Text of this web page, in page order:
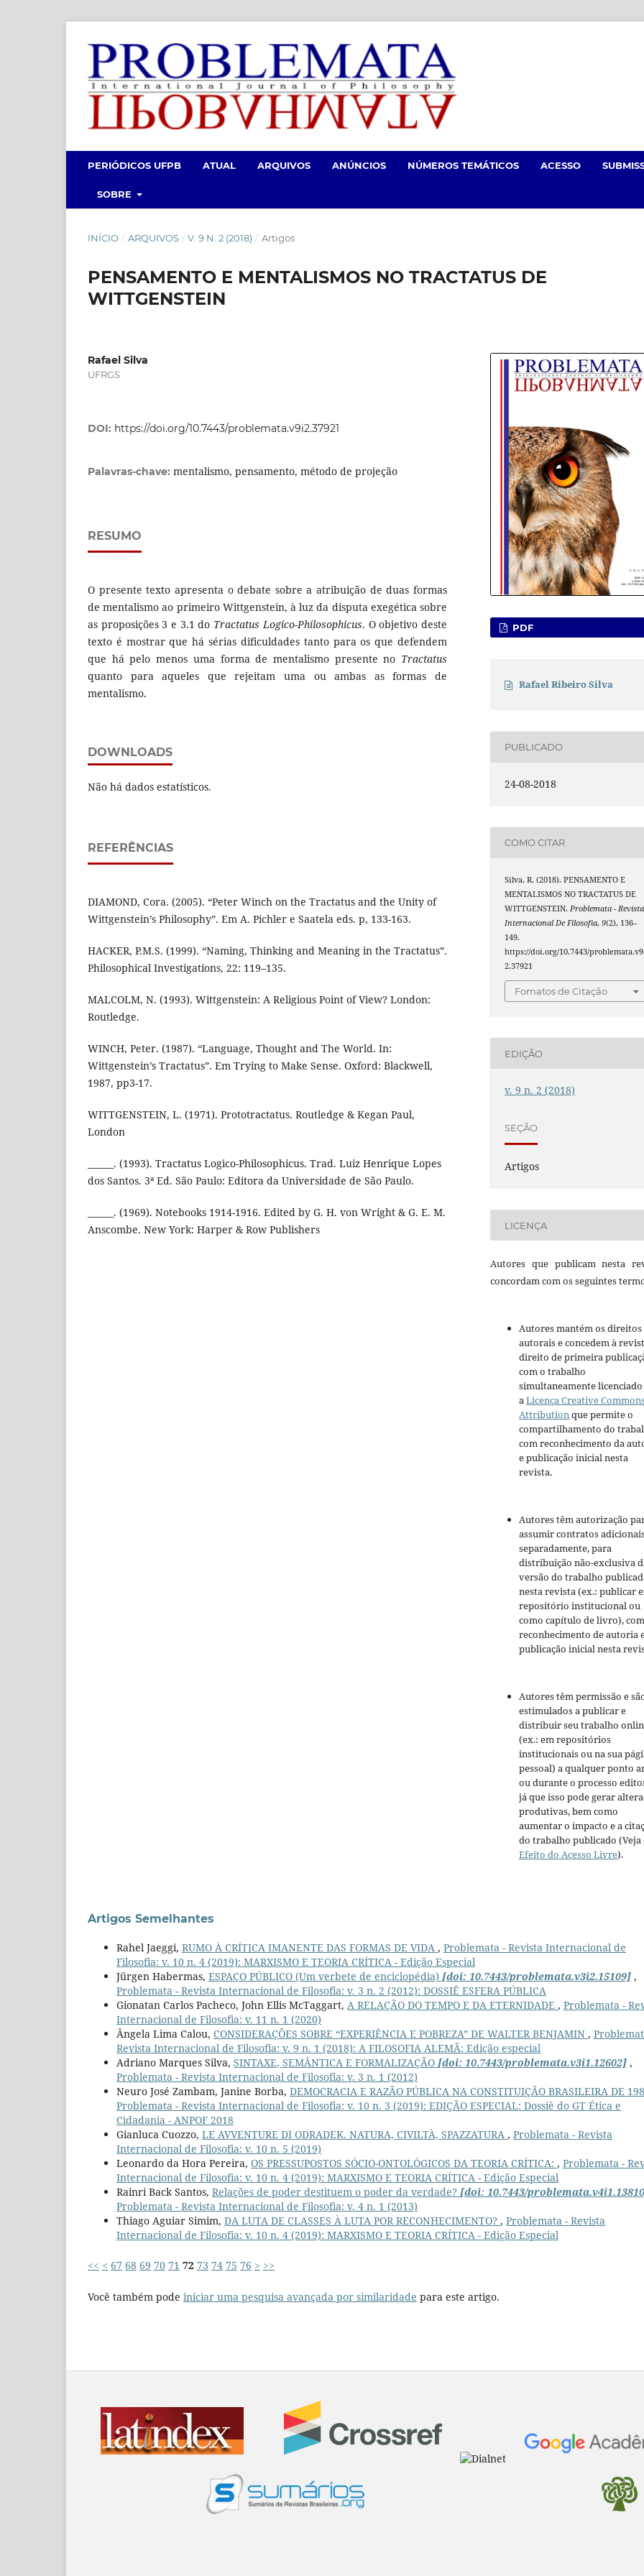
PERIÓDICOS UFPB ATUAL ARQUIVOS ANÚNCIOS NÚMEROS TEMÁTICOS ACESSO
SOBRE
INÍCIO / ARQUIVOS / V. 9 N. 2 (2018) / Artigos
PENSAMENTO E MENTALISMOS NO TRACTATUS DE
WITTGENSTEIN
Rafael Silva
UFRGS
DOI: https://doi.org/10.7443/problemata.v9i2.37921
Palavras-chave: mentalismo, pensamento, método de projeção
RESUMO
O presente texto apresenta o debate sobre a atribuição de duas formas
de mentalismo ao primeiro Wittgenstein, à luz da disputa exegética sobre
as proposições 3 e 3.1 do Tractatus Logico-Philosophicus. O objetivo deste
texto é mostrar que há sérias dificuldades tanto para os que defendem
que há pelo menos uma forma de mentalismo presente no Tractatus
quanto para aqueles que rejeitam uma ou ambas as formas de
mentalismo.
DOWNLOADS
Não há dados estatísticos.
REFERÊNCIAS
DIAMOND, Cora. (2005). “Peter Winch on the Tractatus and the Unity of
Wittgenstein’s Philosophy”. Em A. Pichler e Saatela eds. p, 133-163.
HACKER, P.M.S. (1999). “Naming, Thinking and Meaning in the Tractatus”.
Philosophical Investigations, 22: 119–135.
MALCOLM, N. (1993). Wittgenstein: A Religious Point of View? London:
Routledge.
WINCH, Peter. (1987). “Language, Thought and The World. In:
Wittgenstein’s Tractatus”. Em Trying to Make Sense. Oxford: Blackwell,
1987, pp3-17.
WITTGENSTEIN, L. (1971). Prototractatus. Routledge & Kegan Paul,
London
______. (1993). Tractatus Logico-Philosophicus. Trad. Luiz Henrique Lopes
dos Santos. 3ª Ed. São Paulo: Editora da Universidade de São Paulo.
______. (1969). Notebooks 1914-1916. Edited by G. H. von Wright & G. E. M.
Anscombe. New York: Harper & Row Publishers
PDF
Rafael Ribeiro Silva
PUBLICADO
24-08-2018
COMO CITAR
Silva, R. (2018). PENSAMENTO E
MENTALISMOS NO TRACTATUS DE
WITTGENSTEIN. Problemata - Revista
Internacional De Filosofia,9(2), 136–
149.
https://doi.org/10.7443/
2.37921
Fomatos de Citação
EDIÇÃO
v. 9 n. 2 (2018)
SEÇÃO
Artigos
LICENÇA
Autores que publicam nesta
concordam com os seguintes
Autores mantém os direitos
autorais e concedem à
direito de primeira
com o trabalho
simultaneamente
aLicença Creative
Attributionque permite o
compartilhamento do
com reconhecimento da
e publicação inicial nesta
revista.
Autores têm autorização
assumir contratos
separadamente, para
distribuição não-exclusiva
versão do trabalho
nesta revista (ex.: publicar
repositório institucional ou
como capítulo de livro), com
reconhecimento de autoria
publicação inicial nesta
Autores têm permissão e
estimulados a publicar e
distribuir seu trabalho
(ex.: em repositórios
institucionais ou na sua
pessoal) a qualquer ponto
ou durante o processo
já que isso pode gerar
produtivas, bem como
aumentar o impacto e a
do trabalho publicado (Veja
Efeito do Acesso Livre).
Artigos Semelhantes
Rahel Jaeggi, RUMO À CRÍTICA IMANENTE DAS FORMAS DE VIDA , Problemata - Revista Internacional de
Filosofia: v. 10 n. 4 (2019): MARXISMO E TEORIA CRÍTICA - Edição Especial
Jürgen Habermas, ESPAÇO PÚBLICO (Um verbete de enciclopédia) [doi: 10.7443/problemata.v3i2.15109] ,
Problemata - Revista Internacional de Filosofia: v. 3 n. 2 (2012): DOSSIÊ ESFERA PÚBLICA
Gionatan Carlos Pacheco, John Ellis McTaggart, A RELAÇÃO DO TEMPO E DA ETERNIDADE , Problemata -
Internacional de Filosofia: v. 11 n. 1 (2020)
Ângela Lima Calou, CONSIDERAÇÕES SOBRE “EXPERIÊNCIA E POBREZA” DE WALTER BENJAMIN ,
Revista Internacional de Filosofia: v. 9 n. 1 (2018): A FILOSOFIA ALEMÃ: Edição especial
Adriano Marques Silva, SINTAXE, SEMÂNTICA E FORMALIZAÇÃO [doi: 10.7443/problemata.v3i1.12602] ,
Problemata - Revista Internacional de Filosofia: v. 3 n. 1 (2012)
Neuro José Zambam, Janine Borba, DEMOCRACIA E RAZÃO PÚBLICA NA CONSTITUIÇÃO BRASILEIRA DE
Problemata - Revista Internacional de Filosofia: v. 10 n. 3 (2019): EDIÇÃO ESPECIAL: Dossiê do GT Ética e
Cidadania - ANPOF 2018
Gianluca Cuozzo, LE AVVENTURE DI ODRADEK. NATURA, CIVILTÀ, SPAZZATURA , Problemata - Revista
Internacional de Filosofia: v. 10 n. 5 (2019)
Leonardo da Hora Pereira, OS PRESSUPOSTOS SÓCIO-ONTOLÓGICOS DA TEORIA CRÍTICA: , Problemata -
Internacional de Filosofia: v. 10 n. 4 (2019): MARXISMO E TEORIA CRÍTICA - Edição Especial
Rainri Back Santos, Relações de poder destituem o poder da verdade? [doi: 10.7443/
Problemata - Revista Internacional de Filosofia: v. 4 n. 1 (2013)
Thiago Aguiar Simim, DA LUTA DE CLASSES À LUTA POR RECONHECIMENTO? , Problemata - Revista
Internacional de Filosofia: v. 10 n. 4 (2019): MARXISMO E TEORIA CRÍTICA - Edição Especial
<< < 67 68 69 70 71 72 73 74 75 76 > >>
Você também pode iniciar uma pesquisa avançada por similaridade para este artigo.